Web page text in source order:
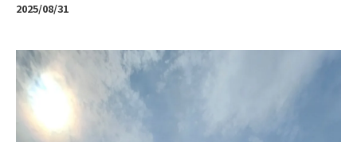
2025/08/31